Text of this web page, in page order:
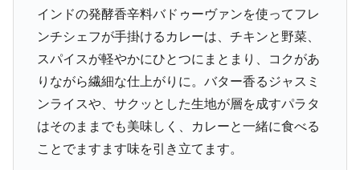
インドの発酵香辛料バドゥーヴァンを使ってフレ
ンチシェフが手掛けるカレーは、チキンと野菜、
スパイスが軽やかにひとつにまとまり、コクがあ
りながら繊細な仕上がりに。バター香るジャスミ
ンライスや、サクッとした生地が層を成すパラタ
はそのままでも美味しく、カレーと一緒に食べる
ことでますます味を引き立てます。